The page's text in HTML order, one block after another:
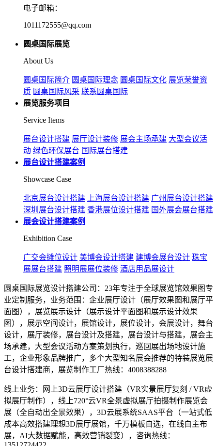
电子邮箱：
1011172555@qq.com
圆桌国际展览
About Us
圆桌国际简介 圆桌国际理念 圆桌国际文化 展览荣誉资
质 圆桌国际风采 联系圆桌国际
展览服务项目
Service Items
展台设计搭建 展厅设计装修 展会主场承建 大型会议活
动 绿色环保展台 国际展台搭建
展台设计搭建案例
Showcase Case
北京展台设计搭建 上海展台设计搭建 广州展台设计搭建
深圳展台设计搭建 香港展位设计搭建 国外展会展台搭建
展会设计搭建案例
Exhibition Case
广交会摊位设计 美博会设计搭建 建博会展台设计 珠宝
展展台搭建 照明展展位装修 酒店用品展设计
圆桌国际展览设计搭建公司：23年专注于全球展览馆效果图专
业定制服务，业务范围：企业展厅设计（展厅效果图和展厅平
面图），展览展示设计（展示设计平面图和展示设计效果
图），展示空间设计，展馆设计，展位设计，会展设计，舞台
设计，展厅装修，展台设计及搭建，展台设计与搭建，展会主
场承建，大型会议活动方案策划执行，巡回展出场地设计施
工，企业形象品牌推广，多个大型知名展会推荐的特装展览展
台设计搭建商，展览制作工厂热线：4008388288
线上业务：网上3D云展厅设计搭建（VR实景展厅复刻 / VR虚
拟展厅制作），线上720°云VR全景虚拟展厅拍摄制作展览会
展（全自动出全景效果），3D云展系统SAAS平台（一站式低
成本高效搭建理想3D展厅展馆，千万模板自选，在线自主布
展，AI大数据赋能，高效营销裂变），咨询热线：